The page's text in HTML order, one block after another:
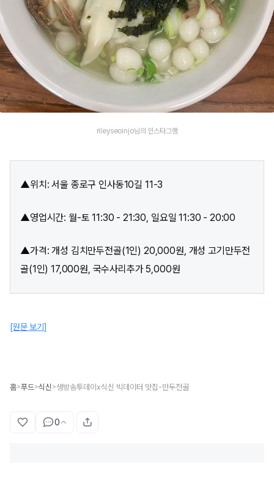
rileyseoinjo님의 인스타그램
▲위치: 서울 종로구 인사동10길 11-3
▲영업시간: 월-토 11:30 - 21:30, 일요일 11:30 - 20:00
▲가격: 개성 김치만두전골(1인) 20,000원, 개성 고기만두전
골(1인) 17,000원, 국수사리추가 5,000원
[원문 보기]
홈>푸드>식신 >생방송투데이x식신 빅데이터 맛집-만두전골
0